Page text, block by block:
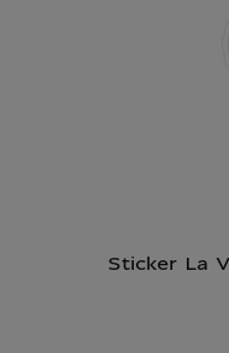
Sticker La